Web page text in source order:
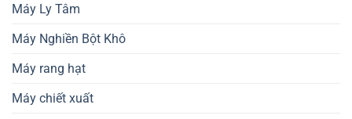
Máy Ly Tâm
Máy Nghiền Bột Khô
Máy rang hạt
Máy chiết xuất